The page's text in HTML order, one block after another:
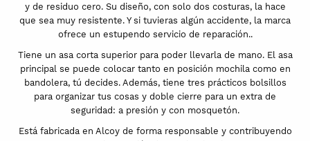
y de residuo cero. Su diseño, con solo dos costuras, la hace
que sea muy resistente. Y si tuvieras algún accidente, la marca
ofrece un estupendo servicio de reparación..
Tiene un asa corta superior para poder llevarla de mano. El asa
principal se puede colocar tanto en posición mochila como en
bandolera, tú decides. Además, tiene tres prácticos bolsillos
para organizar tus cosas y doble cierre para un extra de
seguridad: a presión y con mosquetón.
Está fabricada en Alcoy de forma responsable y contribuyendo